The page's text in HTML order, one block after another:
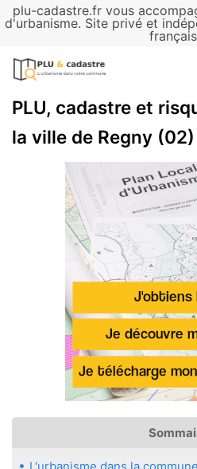
plu-cadastre.fr vous
d'urbanisme. Site privé et
Aller
contenu
PLU, cadastre et
la ville de Regny (02)